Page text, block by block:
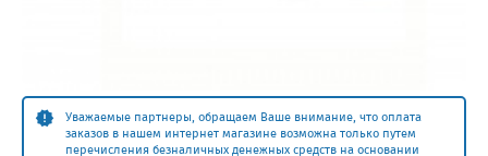
Уважаемые партнеры, обращаем Ваше внимание, что оплата
заказов в нашем интернет магазине возможна только путем
перечисления безналичных денежных средств на основании